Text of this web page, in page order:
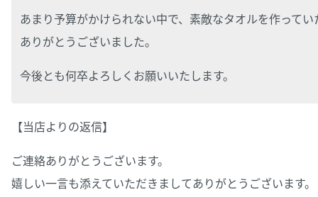
あまり予算がかけられない中で、素敵なタオルを作ってい
ありがとうございました。
今後とも何卒よろしくお願いいたします。
【当店よりの返信】
ご連絡ありがとうございます。
嬉しい一言も添えていただきましてありがとうございます。